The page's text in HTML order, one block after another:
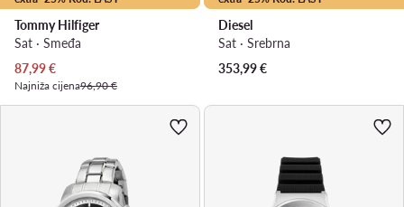
Tommy Hilfiger
Sat · Smeđa
Trenutna cijena
87,99€
Najniža cijena96,90 €
Diesel
Sat · Srebrna
353,99€